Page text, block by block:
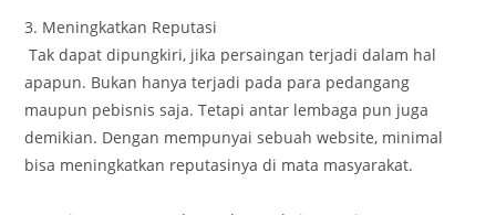
3. Meningkatkan Reputasi
Tak dapat dipungkiri, jika persaingan terjadi dalam hal
apapun. Bukan hanya terjadi pada para pedangang
maupun pebisnis saja. Tetapi antar lembaga pun juga
demikian. Dengan mempunyai sebuah website, minimal
bisa meningkatkan reputasinya di mata masyarakat.